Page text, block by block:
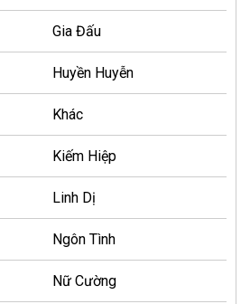
Gia Đấu
Huyền Huyễn
Khác
Kiếm Hiệp
Linh Dị
Ngôn Tình
Nữ Cường